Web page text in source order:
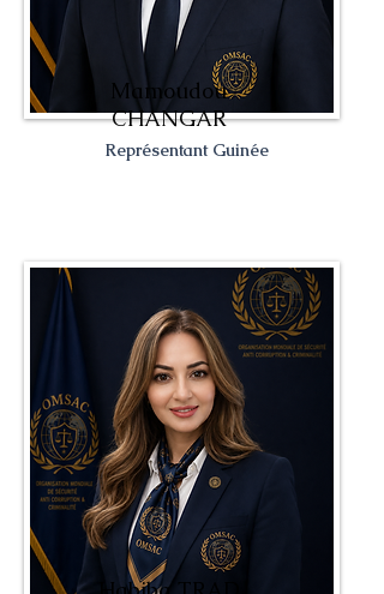
Mamoudou
CHANGAR
Représentant Guinée